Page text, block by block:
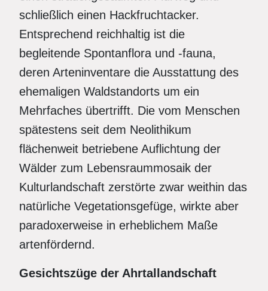
schließlich einen Hackfruchtacker.
Entsprechend reichhaltig ist die
begleitende Spontanflora und -fauna,
deren Arteninventare die Ausstattung des
ehemaligen Waldstandorts um ein
Mehrfaches übertrifft. Die vom Menschen
spätestens seit dem Neolithikum
flächenweit betriebene Auflichtung der
Wälder zum Lebensraummosaik der
Kulturlandschaft zerstörte zwar weithin das
natürliche Vegetationsgefüge, wirkte aber
paradoxerweise in erheblichem Maße
artenfördernd.
Gesichtszüge der Ahrtallandschaft